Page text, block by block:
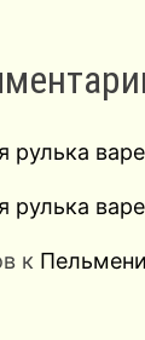
рулька
рулька
к